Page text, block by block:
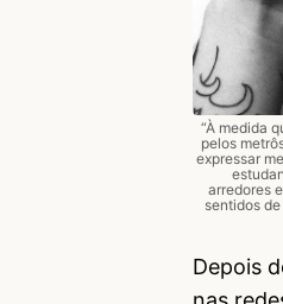
“À medida
pelos
expressar
arredores
sentidos
Depois